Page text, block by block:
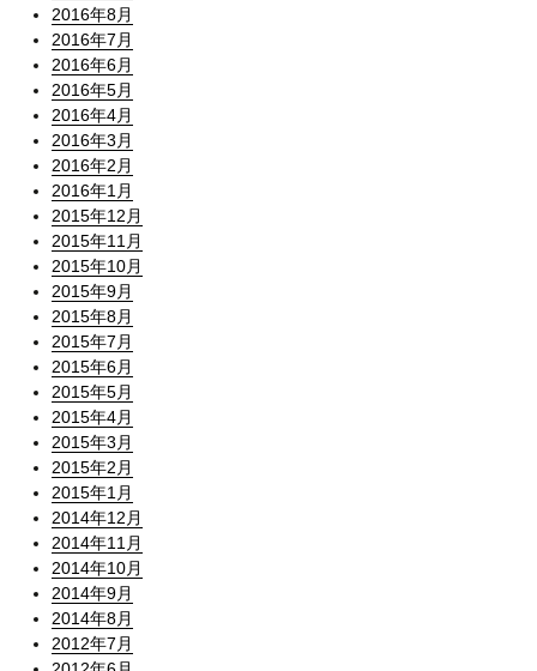
2016年8月
2016年7月
2016年6月
2016年5月
2016年4月
2016年3月
2016年2月
2016年1月
2015年12月
2015年11月
2015年10月
2015年9月
2015年8月
2015年7月
2015年6月
2015年5月
2015年4月
2015年3月
2015年2月
2015年1月
2014年12月
2014年11月
2014年10月
2014年9月
2014年8月
2012年7月